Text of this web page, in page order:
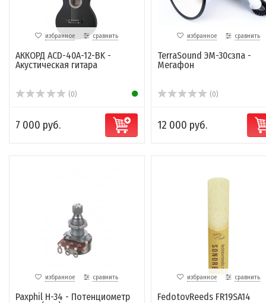
избранное сравнить
АККОРД ACD-40A-12-BK -
Акустическая гитара
(0)
7 000 руб.
избранное сравнить
TerraSound ЭМ-30сзпа -
Мегафон
(0)
12 000 руб.
избранное сравнить
Paxphil H-34 - Потенциометр
избранное сравнить
FedotovReeds FR19SA14